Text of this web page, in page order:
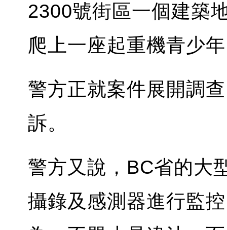
2300號街區一個建築
爬上一座起重機青少
警方正就案件展開調
訴。
警方又說，BC省的大
攝錄及感測器進行監